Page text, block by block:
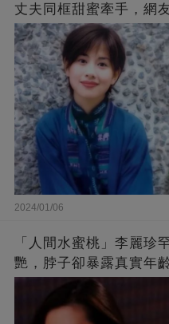
丈夫同框甜蜜牽手，網
2024/01/06
「人間水蜜桃」李麗珍
艷，脖子卻暴露真實年
幕，竟是因為「玉女當